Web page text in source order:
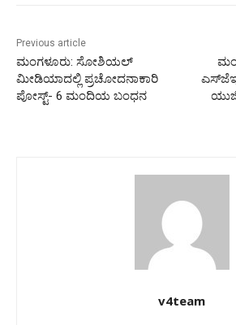
Previous article
ಮಂಗಳೂರು: ಸೋಶಿಯಲ್
ಮೀಡಿಯಾದಲ್ಲಿ ಪ್ರಚೋದನಾಕಾರಿ
ಪೋಸ್ಟ್- 6 ಮಂದಿಯ ಬಂಧನ
v4team